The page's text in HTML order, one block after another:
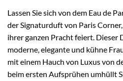
Lassen Sie sich von dem Eau de
der Signaturduft von Paris
ihrer ganzen Pracht feiert. Dieser
moderne, elegante und kühne
mit einem Hauch von Luxus von
beim ersten Aufsprühen umhüllt